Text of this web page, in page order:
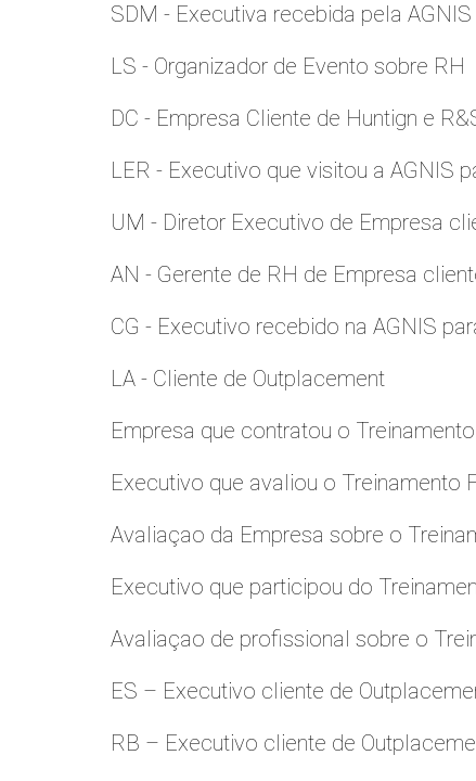
SDM - Executiva recebida pela
LS - Organizador de Evento sobre RH
DC - Empresa Cliente de Huntign e
LER - Executivo que visitou a AGNIS
UM - Diretor Executivo de Empresa
AN - Gerente de RH de Empresa
CG - Executivo recebido na AGNIS
LA - Cliente de Outplacement
Empresa que contratou o
Executivo que avaliou o Treinamento
Avaliaçao da Empresa sobre o
Executivo que participou do
Avaliaçao de profissional sobre o
ES – Executivo cliente de
RB – Executivo cliente de